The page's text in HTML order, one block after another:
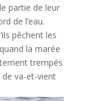
partie de leur
de l’eau.
pêchent les
la marée
trempés
va-et-vient